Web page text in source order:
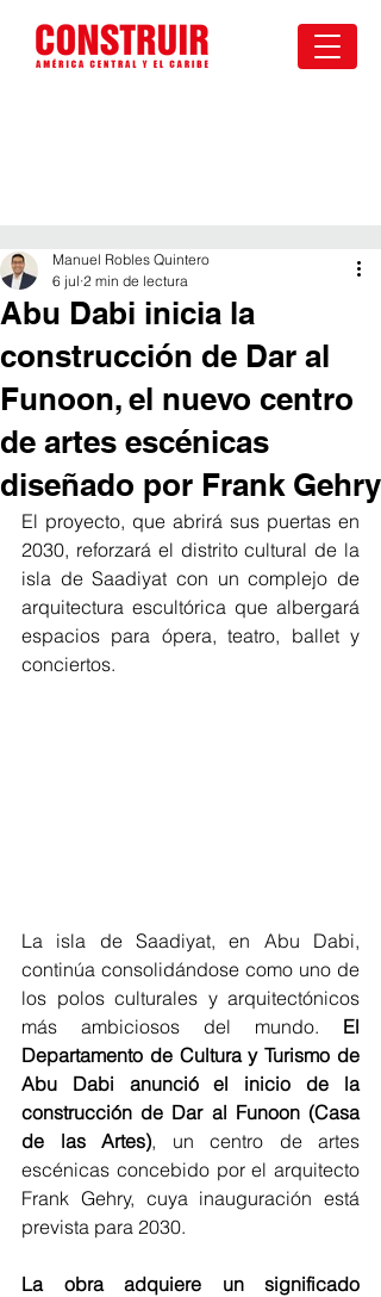
Abu Dabi inicia la
construcción de Dar al
Funoon, el nuevo centro
de artes escénicas
diseñado por Frank Gehry
Manuel Robles Quintero
6 jul 2 min de lectura
El proyecto, que abrirá sus puertas en
2030, reforzará el distrito cultural de la
isla de Saadiyat con un complejo de
arquitectura escultórica que albergará
espacios para ópera, teatro, ballet y
conciertos.
La isla de Saadiyat, en Abu Dabi,
continúa consolidándose como uno de
los polos culturales y arquitectónicos
más ambiciosos del mundo. El
Departamento de Cultura y Turismo de
Abu Dabi anunció el inicio de la
construcción de Dar al Funoon (Casa
de las Artes), un centro de artes
escénicas concebido por el arquitecto
Frank Gehry, cuya inauguración está
prevista para 2030.
La obra adquiere un significado